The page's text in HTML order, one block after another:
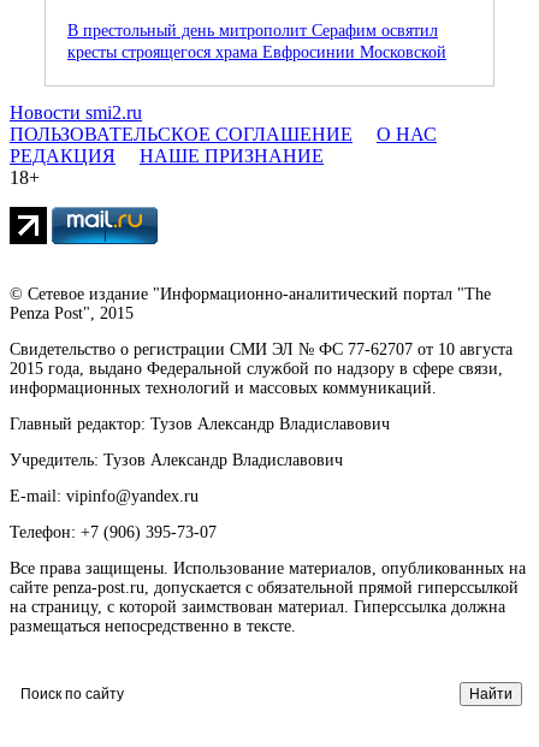
В престольный день митрополит Серафим освятил
кресты строящегося храма Евфросинии Московской
Новости smi2.ru
ПОЛЬЗОВАТЕЛЬСКОЕ СОГЛАШЕНИЕ
О НАС
РЕДАКЦИЯ
НАШЕ ПРИЗНАНИЕ
18+
© Сетевое издание "Информационно-аналитический портал "The
Penza Post", 2015
Свидетельство о регистрации СМИ ЭЛ № ФС 77-62707 от 10 августа
2015 года, выдано Федеральной службой по надзору в сфере связи,
информационных технологий и массовых коммуникаций.
Главный редактор: Тузов Александр Владиславович
Учредитель: Тузов Александр Владиславович
E-mail: vipinfo@yandex.ru
Телефон: +7 (906) 395-73-07
Все права защищены. Использование материалов, опубликованных на
сайте penza-post.ru, допускается с обязательной прямой гиперссылкой
на страницу, с которой заимствован материал. Гиперссылка должна
размещаться непосредственно в тексте.